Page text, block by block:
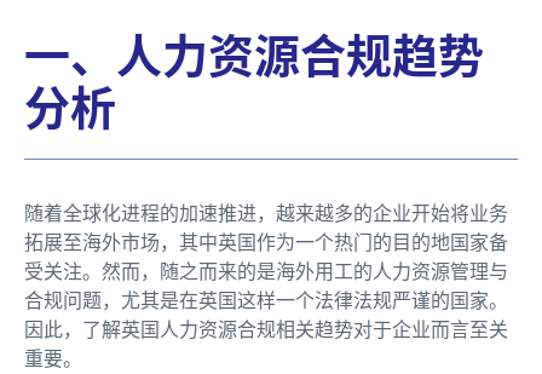
一、人力资源合规趋势
分析
随着全球化进程的加速推进，越来越多的企业开始将业务
拓展至海外市场，其中英国作为一个热门的目的地国家备
受关注。然而，随之而来的是海外用工的人力资源管理与
合规问题，尤其是在英国这样一个法律法规严谨的国家。
因此，了解英国人力资源合规相关趋势对于企业而言至关
重要。